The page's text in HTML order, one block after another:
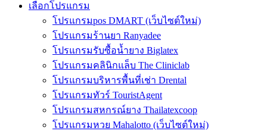
เลือกโปรแกรม
โปรแกรมpos DMART (เว็บไซต์ใหม่)
โปรแกรมร้านยา Ranyadee
โปรแกรมรับซื้อน้ำยาง Biglatex
โปรแกรมคลินิกแล็บ The Cliniclab
โปรแกรมบริหารพื้นที่เช่า Drental
โปรแกรมทัวร์ TouristAgent
โปรแกรมสหกรณ์ยาง Thailatexcoop
โปรแกรมหวย Mahalotto (เว็บไซต์ใหม่)